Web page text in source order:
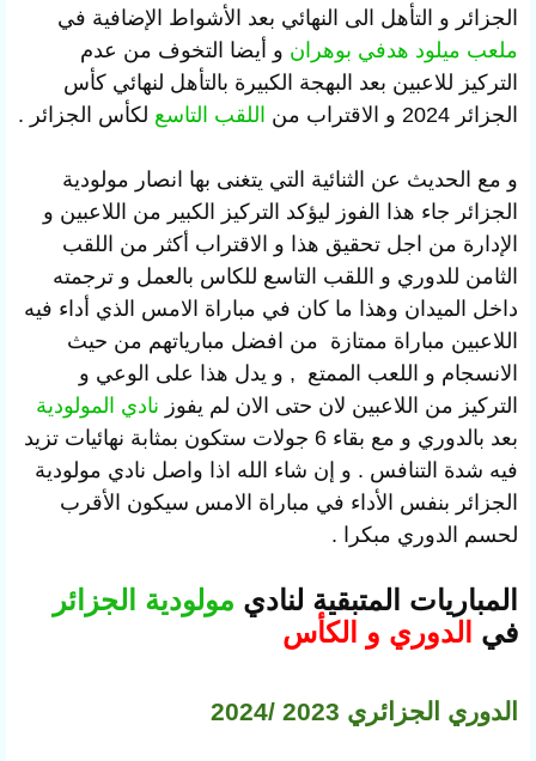
الجزائر و التأهل الى النهائي بعد الأشواط الإضافية في
ملعب ميلود هدفي بوهران و أيضا التخوف من عدم
التركيز للاعبين بعد البهجة الكبيرة بالتأهل لنهائي كأس
الجزائر 2024 و الاقتراب من
اللقب التاسع لكأس الجزائر .
و مع الحديث عن الثنائية التي يتغنى بها انصار مولودية
الجزائر جاء هذا الفوز ليؤكد التركيز الكبير من اللاعبين و
الإدارة من اجل تحقيق هذا و الاقتراب أكثر من اللقب
الثامن للدوري و اللقب التاسع للكاس بالعمل و ترجمته
داخل الميدان وهذا ما كان في مباراة الامس الذي أداء فيه
اللاعبين مباراة ممتازة من افضل مبارياتهم من حيث
الانسجام و اللعب الممتع , و يدل هذا على الوعي و
التركيز من اللاعبين لان حتى الان لم يفوز نادي المولودية
بعد بالدوري و مع بقاء 6 جولات ستكون بمثابة نهائيات تزيد
فيه شدة التنافس . و إن شاء الله اذا واصل نادي مولودية
الجزائر بنفس الأداء في مباراة الامس سيكون الأقرب
لحسم الدوري مبكرا .
المباريات المتبقية لنادي مولودية الجزائر
في الدوري و الكأس
الدوري الجزائري 2023 /2024